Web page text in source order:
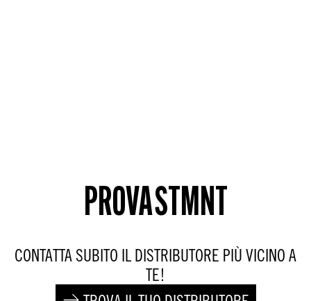
PROVA STMNT
CONTATTA SUBITO IL DISTRIBUTORE PIÙ VICINO A
TE!